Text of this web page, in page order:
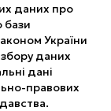
даних про
бази
України
даних
дані
правових